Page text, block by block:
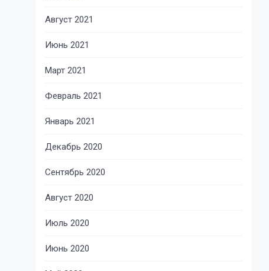
Август 2021
Июнь 2021
Март 2021
Февраль 2021
Январь 2021
Декабрь 2020
Сентябрь 2020
Август 2020
Июль 2020
Июнь 2020